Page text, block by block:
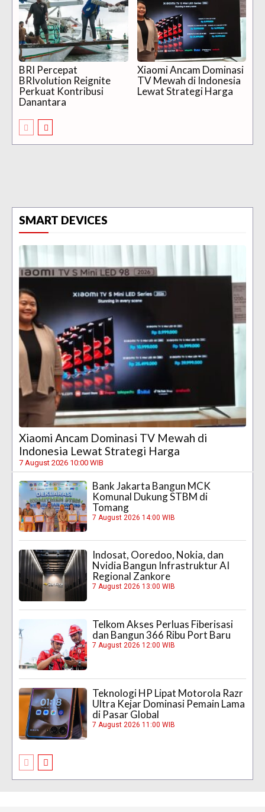
BRI Percepat
BRIvolution Reignite
Perkuat Kontribusi
Danantara
Xiaomi Ancam Dominasi
TV Mewah di Indonesia
Lewat Strategi Harga
SMART DEVICES
Xiaomi Ancam Dominasi TV Mewah di
Indonesia Lewat Strategi Harga
7 August 2026 10:00 WIB
Bank Jakarta Bangun MCK
Komunal Dukung STBM di
Tomang
7 August 2026 14:00 WIB
Indosat, Ooredoo, Nokia, dan
Nvidia Bangun Infrastruktur AI
Regional Zankore
7 August 2026 13:00 WIB
Telkom Akses Perluas Fiberisasi
dan Bangun 366 Ribu Port Baru
7 August 2026 12:00 WIB
Teknologi HP Lipat Motorola Razr
Ultra Kejar Dominasi Pemain Lama
di Pasar Global
7 August 2026 11:00 WIB